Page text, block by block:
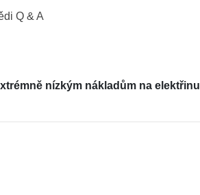
Q & A
nízkým nákladům na elektřinu